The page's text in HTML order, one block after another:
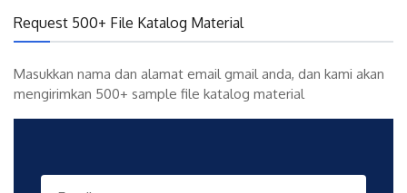
Request 500+ File Katalog Material
Masukkan nama dan alamat email gmail anda, dan kami akan
mengirimkan 500+ sample file katalog material